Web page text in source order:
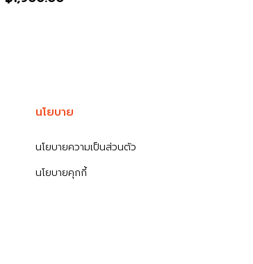
นโยบาย
นโยบายความเป็นส่วนตัว
นโยบายคุกกี้